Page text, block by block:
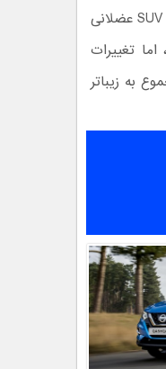
Micra، ظاهری اسپورت‌تر و مدرن‌تر را به خود گرفته است، اما همچنان استایل یک SUV عضلانی
تغییرات
به زیبا‌تر